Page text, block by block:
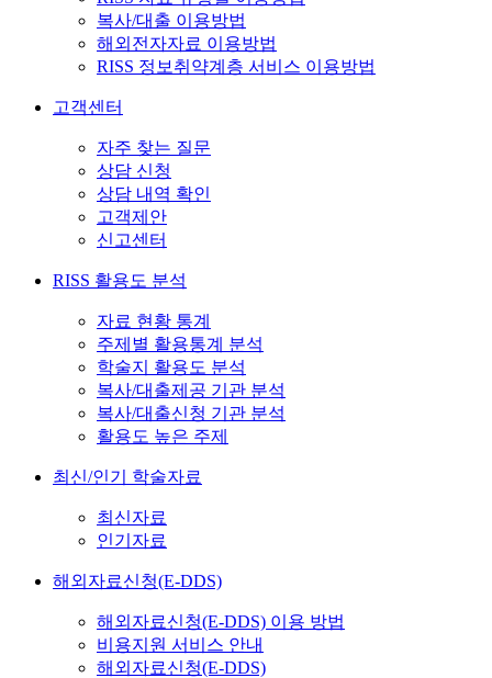
복사/대출 이용방법
해외전자자료 이용방법
RISS 정보취약계층 서비스 이용방법
고객센터
자주 찾는 질문
상담 신청
상담 내역 확인
고객제안
신고센터
RISS 활용도 분석
자료 현황 통계
주제별 활용통계 분석
학술지 활용도 분석
복사/대출제공 기관 분석
복사/대출신청 기관 분석
활용도 높은 주제
최신/인기 학술자료
최신자료
인기자료
해외자료신청(E-DDS)
해외자료신청(E-DDS) 이용 방법
비용지원 서비스 안내
해외자료신청(E-DDS)